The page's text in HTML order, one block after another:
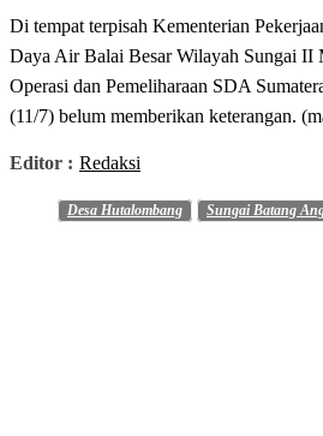
Di tempat terpisah Kementerian
Daya Air Balai Besar Wilayah Sungai II
Operasi dan Pemeliharaan SDA
(11/7) belum memberikan keterangan.
Editor : Redaksi
Desa Hutalombang Sungai Batang